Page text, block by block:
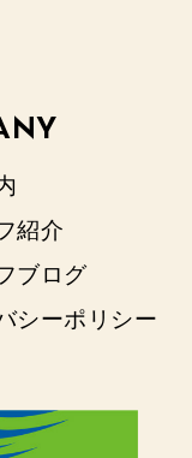
紹介
ブログ
シーポリシー